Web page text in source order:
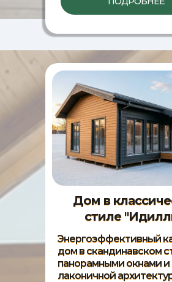
Дом в
стиле
Энергоэффективный
дом в скандинавском
панорамными окнами и
лаконичной